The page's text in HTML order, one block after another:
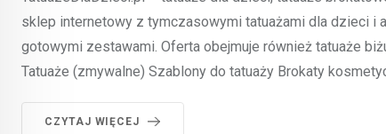
sklep internetowy z tymczasowymi tatuażami dla dzieci i
gotowymi zestawami. Oferta obejmuje również tatuaże
Tatuaże (zmywalne) Szablony do tatuaży Brokaty
CZYTAJ WIĘCEJ